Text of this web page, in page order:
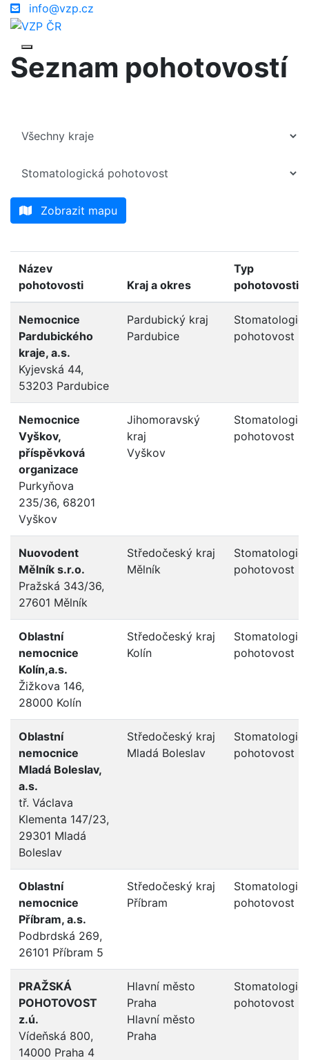
info@vzp.cz
Seznam pohotovostí
Zobrazit mapu
Název
pohotovosti
Kraj a okres
Typ
pohotovosti
Nemocnice
Pardubického
kraje, a.s.
Kyjevská 44,
53203 Pardubice
Pardubický kraj
Pardubice
pohotovost
Nemocnice
Vyškov,
příspěvková
organizace
Purkyňova
235/36, 68201
Vyškov
Jihomoravský
kraj
Vyškov
pohotovost
Nuovodent
Mělník s.r.o.
Pražská 343/36,
27601 Mělník
Středočeský kraj
Mělník
pohotovost
Oblastní
nemocnice
Kolín,a.s.
Žižkova 146,
28000 Kolín
Středočeský kraj
Kolín
pohotovost
Oblastní
nemocnice
Mladá Boleslav,
a.s.
tř. Václava
Klementa 147/23,
29301 Mladá
Boleslav
Středočeský kraj
Mladá Boleslav
pohotovost
Oblastní
nemocnice
Příbram, a.s.
Podbrdská 269,
26101 Příbram 5
Středočeský kraj
Příbram
pohotovost
PRAŽSKÁ
POHOTOVOST
z.ú.
Vídeňská 800,
14000 Praha 4
Hlavní město
Praha
Hlavní město
Praha
pohotovost